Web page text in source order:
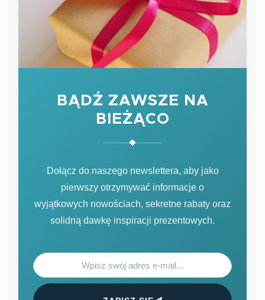
BĄDŹ ZAWSZE NA
BIEŻĄCO
Dołącz do naszego newslettera, aby jako
pierwszy otrzymywać informacje o
wyjątkowych nowościach, sekretne rabaty oraz
solidną dawkę inspiracji prezentowych.